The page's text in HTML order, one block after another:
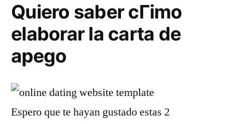
Quiero saber cГіmo
elaborar la carta de
apego
Espero que te hayan gustado estas 2